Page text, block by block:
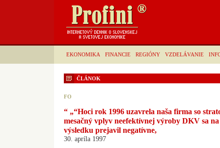
EKONOMIKA FINANCIE REGIÓNY VZDELÁVANIE
ČLÁNOK
FO
“ „“Hoci rok 1996 uzavrela naša firma so
mesačný vplyv neefektívnej výroby DKV sa
výsledku prejavil negatívne,
30. apríla 1997